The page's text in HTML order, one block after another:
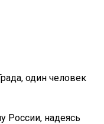
один человек
России, надеясь